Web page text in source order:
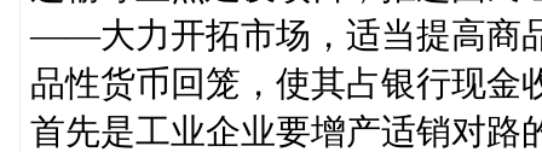
——大力开拓市场，适当提高商
品性货币回笼，使其占银行现金
首先是工业企业要增产适销对路